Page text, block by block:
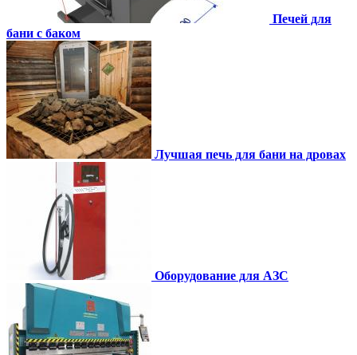
Печей для
бани с баком
Лучшая печь для бани на дровах
Оборудование для АЗС